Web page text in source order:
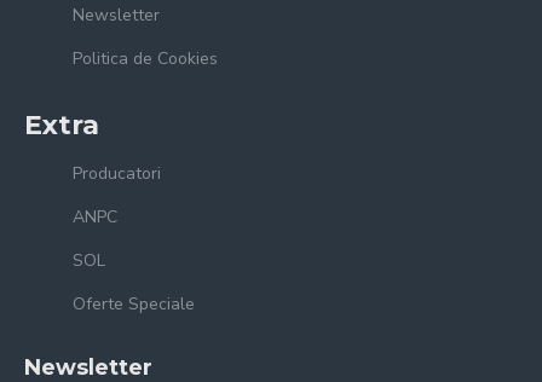
Newsletter
Politica de Cookies
Extra
Producatori
ANPC
SOL
Oferte Speciale
Newsletter